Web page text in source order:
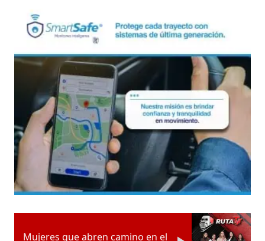
Mujeres que abren camino en el